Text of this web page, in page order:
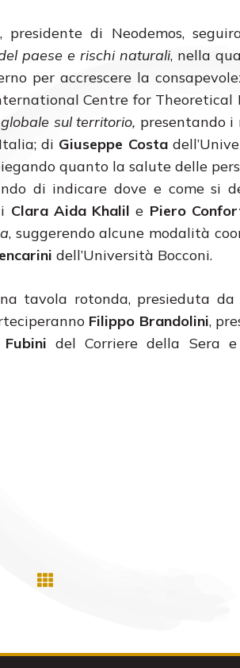
presidente di Neodemos,
paese e rischi naturali, nella
per accrescere la
Centre for Theoretical
sul territorio, presentando i
di Giuseppe Costa
quanto la salute delle
di indicare dove e come si
Clara Aida Khalil e Piero
, suggerendo alcune modalità
dell’Università Bocconi.
tavola rotonda, presieduta da
Filippo Brandolini,
del Corriere della Sera e